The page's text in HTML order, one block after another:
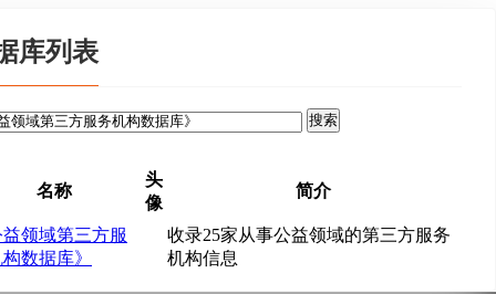
库列表
名称
头
像
简介
领域第三方服
数据库》
收录25家从事公益领域的第三方服务
机构信息